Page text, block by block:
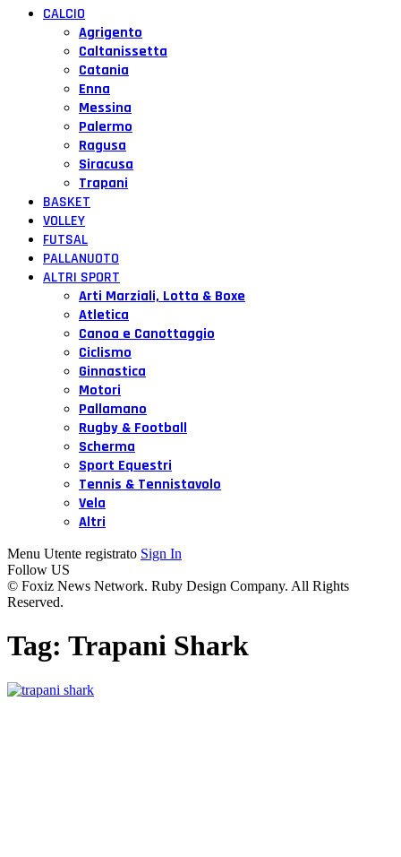
CALCIO
Agrigento
Caltanissetta
Catania
Enna
Messina
Palermo
Ragusa
Siracusa
Trapani
BASKET
VOLLEY
FUTSAL
PALLANUOTO
ALTRI SPORT
Arti Marziali, Lotta & Boxe
Atletica
Canoa e Canottaggio
Ciclismo
Ginnastica
Motori
Pallamano
Rugby & Football
Scherma
Sport Equestri
Tennis & Tennistavolo
Vela
Altri
Menu Utente registrato Sign In
Follow US
© Foxiz News Network. Ruby Design Company. All Rights
Reserved.
Tag: Trapani Shark